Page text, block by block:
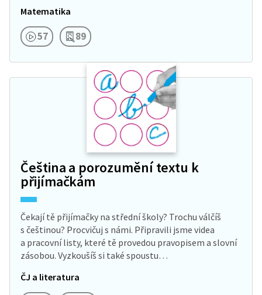
Matematika
57 89
Čeština a porozumění textu k
přijímačkám
Čekají tě přijímačky na střední školy? Trochu válčíš
s češtinou? Procvičuj s námi. Připravili jsme videa
a pracovní listy, které tě provedou pravopisem a slovní
zásobou. Vyzkoušíš si také spoustu…
ČJ a literatura